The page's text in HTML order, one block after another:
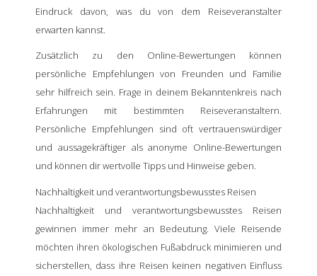
Eindruck davon, was du von dem Reiseveranstalter
erwarten kannst.
Zusätzlich zu den Online-Bewertungen können
persönliche Empfehlungen von Freunden und Familie
sehr hilfreich sein. Frage in deinem Bekanntenkreis nach
Erfahrungen mit bestimmten Reiseveranstaltern.
Persönliche Empfehlungen sind oft vertrauenswürdiger
und aussagekräftiger als anonyme Online-Bewertungen
und können dir wertvolle Tipps und Hinweise geben.
Nachhaltigkeit und verantwortungsbewusstes Reisen
Nachhaltigkeit und verantwortungsbewusstes Reisen
gewinnen immer mehr an Bedeutung. Viele Reisende
möchten ihren ökologischen Fußabdruck minimieren und
sicherstellen, dass ihre Reisen keinen negativen Einfluss